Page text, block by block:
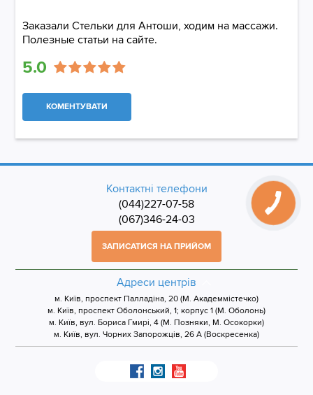
Заказали Стельки для Антоши, ходим на массажи.
Полезные статьи на сайте.
5.0
КОМЕНТУВАТИ
Контактні телефони
(044)227-07-58
(067)346-24-03
ЗАПИСАТИСЯ НА ПРИЙОМ
Адреси центрів
м. Київ, проспект Палладіна, 20 (М. Академмістечко)
м. Київ, проспект Оболонський, 1; корпус 1 (М. Оболонь)
м. Київ, вул. Бориса Гмирі, 4 (М. Позняки, М. Осокорки)
м. Київ, вул. Чорних Запорожців, 26 А (Воскресенка)